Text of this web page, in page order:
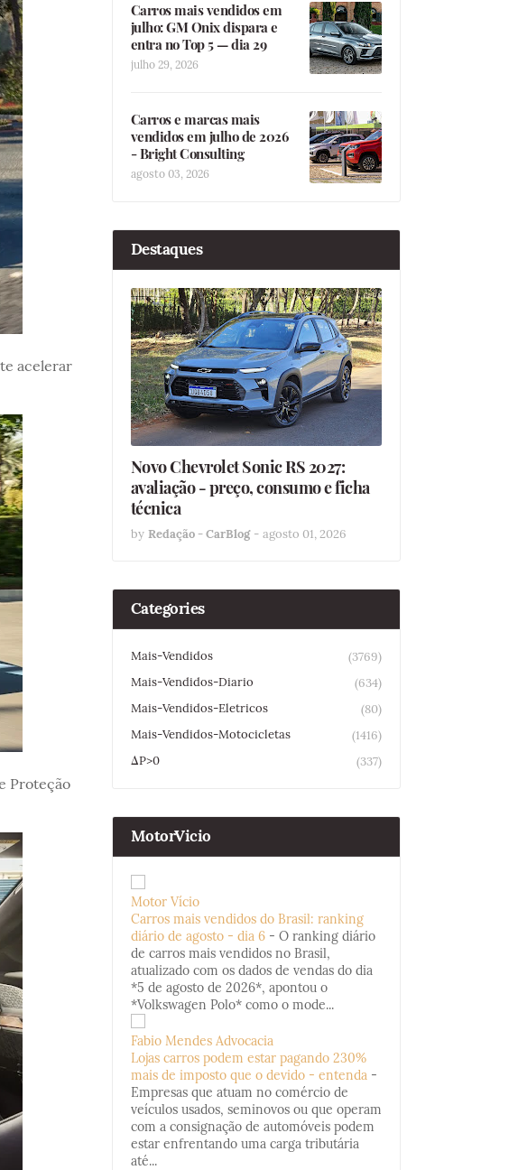
acelerar
Proteção
Carros mais vendidos em
julho: GM Onix dispara e
entra no Top 5 — dia 29
julho 29, 2026
Carros e marcas mais
vendidos em julho de 2026
- Bright Consulting
agosto 03, 2026
Destaques
Novo Chevrolet Sonic RS 2027:
avaliação - preço, consumo e ficha
técnica
by Redação - CarBlog - agosto 01, 2026
Categories
Mais-Vendidos
(3769)
Mais-Vendidos-Diario
(634)
Mais-Vendidos-Eletricos
(80)
Mais-Vendidos-Motocicletas
(1416)
ΔP>0
(337)
MotorVicio
Motor Vício
Carros mais vendidos do Brasil: ranking
diário de agosto - dia 6 - O ranking diário
de carros mais vendidos no Brasil,
atualizado com os dados de vendas do dia
*5 de agosto de 2026*, apontou o
*Volkswagen Polo* como o mode...
Fabio Mendes Advocacia
Lojas carros podem estar pagando 230%
mais de imposto que o devido - entenda -
Empresas que atuam no comércio de
veículos usados, seminovos ou que operam
com a consignação de automóveis podem
estar enfrentando uma carga tributária
até...